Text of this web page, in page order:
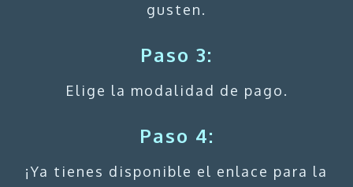
gusten.
Paso 3:
Elige la modalidad de pago.
Paso 4:
¡Ya tienes disponible el enlace para la